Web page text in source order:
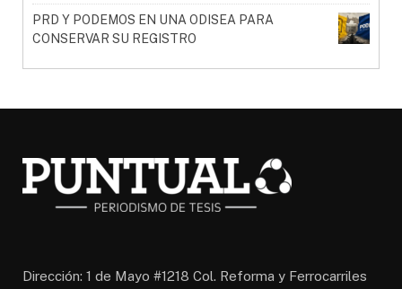
PRD Y PODEMOS EN UNA ODISEA PARA
CONSERVAR SU REGISTRO
Dirección: 1 de Mayo #1218 Col. Reforma y Ferrocarriles